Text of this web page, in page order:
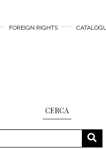
FOREIGN RIGHTS
CERCA